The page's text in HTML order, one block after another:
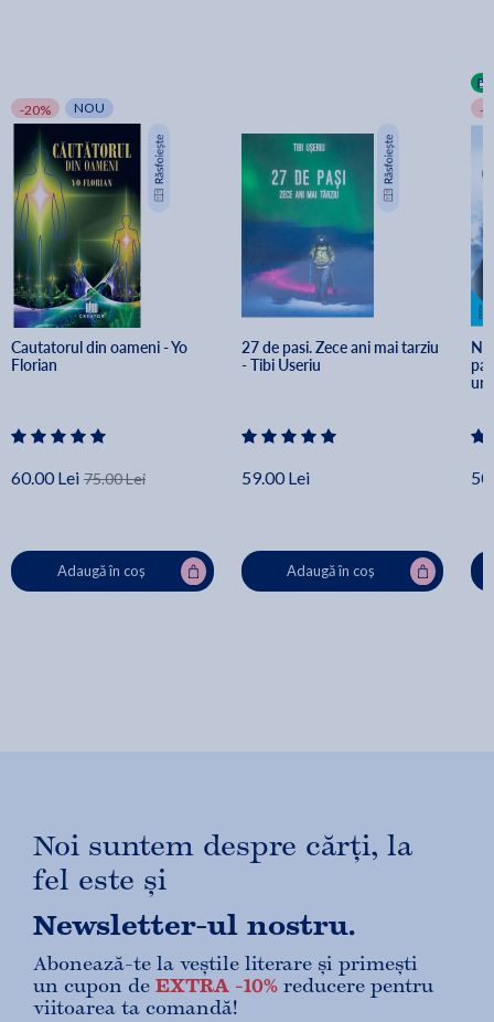
-20% NOU
Cautatorul din oameni - Yo
Florian
60.00 Lei 75.00 Lei
Adaugă în coș
27 de pasi. Zece ani mai tarziu
- Tibi Useriu
59.00 Lei
Adaugă în coș
-
Noi suntem despre cărți, la
fel este și
Newsletter-ul nostru.
Abonează-te la veștile literare și primești
un cupon de EXTRA -10% reducere pentru
viitoarea ta comandă!